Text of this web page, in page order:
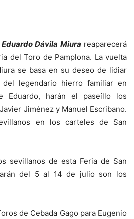
Eduardo Dávila Miura reaparecerá
del Toro de Pamplona. La vuelta
se basa en su deseo de lidiar
legendario hierro familiar en
Eduardo, harán el paseíllo los
Jiménez y Manuel Escribano.
en los carteles de San
de esta Feria de San
del 5 al 14 de julio son los
de Cebada Gago para Eugenio